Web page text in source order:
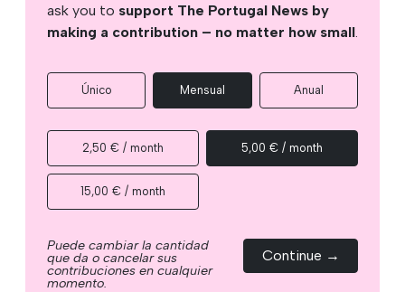
ask you to support The Portugal News by
making a contribution – no matter how small.
Único Mensual Anual
2,50 € / month 5,00 € / month
15,00 € / month
Puede cambiar la cantidad
que da o cancelar sus
contribuciones en cualquier
momento.
Continue →